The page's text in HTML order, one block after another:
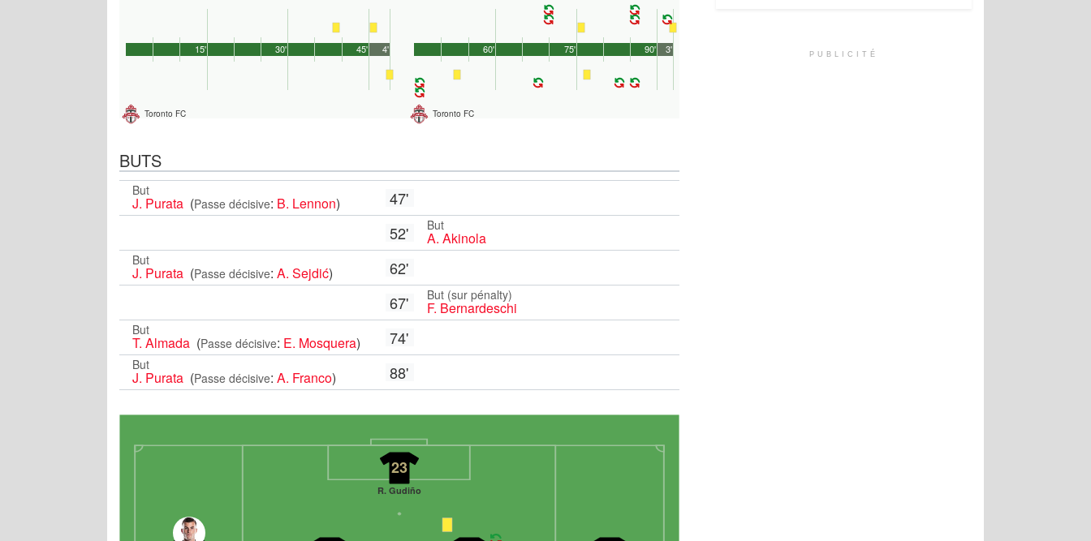
Toronto FC
45'
15' 30' 4'
Toronto FC
90'
60' 75' 3'
BUTS
But
J. Purata (Passe décisive: B. Lennon)
47'
52'
But
A. Akinola
But
J. Purata (Passe décisive: A. Sejdić)
62'
67'
But (sur pénalty)
F. Bernardeschi
But
T. Almada (Passe décisive: E. Mosquera) 74'
But
J. Purata (Passe décisive: A. Franco) 88'
23
R. Gudiño
PUBLICITÉ